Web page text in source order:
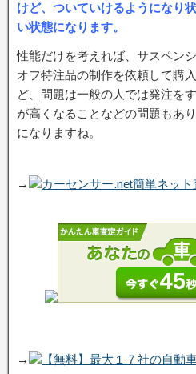
けど、ついていけるようになり
い状態になります。
性能だけを考えれば、サスペン
オフ特注品の制作を依頼して購
ど、問題は一般の人では発注を
が高くなることなどの問題もあ
になりますね。
→ カーセンサー.net簡単ネット
→ 【無料】最大１７社の自動